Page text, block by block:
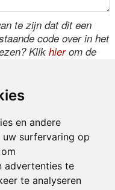
en andere
surfervaring op
advertenties te
te analyseren
te zijn dat dit een
code over in het
Klik hierom de